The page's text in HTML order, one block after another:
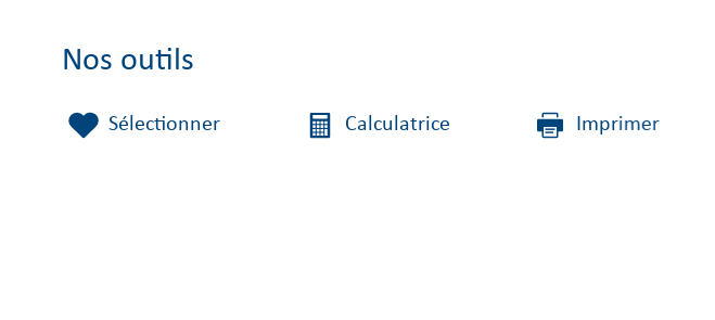
Nos outils
Sélectionner Calculatrice Imprimer